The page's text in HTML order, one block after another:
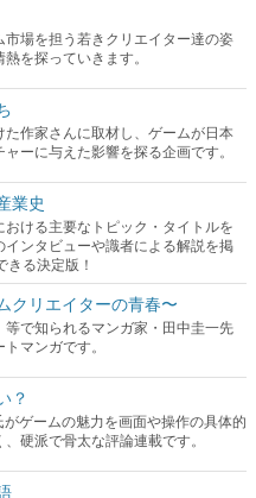
市場を担う若きクリエイター達の姿
を探っていきます。
作家さんに取材し、ゲームが日本
ーに与えた影響を探る企画です。
業史
ける主要なトピック・タイトルを
ンタビューや識者による解説を掲
る決定版！
クリエイターの青春〜
等で知られるマンガ家・田中圭一先
マンガです。
？
ゲームの魅力を画面や操作の具体的
硬派で骨太な評論連載です。